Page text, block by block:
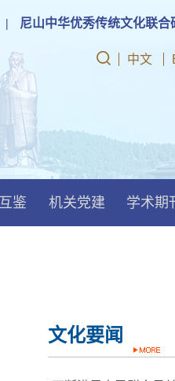
| 尼山中华优秀传统文化联合
中文
鉴 机关党建 学术期
文化要闻